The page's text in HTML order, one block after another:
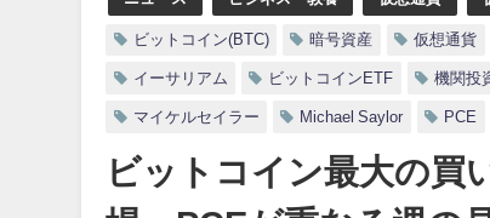
ビットコイン(BTC) 暗号資産 仮想通貨
イーサリアム ビットコインETF 機関投
マイケルセイラー Michael Saylor PCE
ビットコイン最大の買